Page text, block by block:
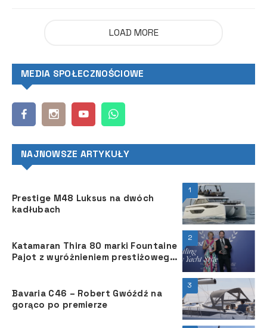
LOAD MORE
MEDIA SPOŁECZNOŚCIOWE
NAJNOWSZE ARTYKUŁY
1
Prestige M48 Luksus na dwóch
kadłubach
2
Katamaran Thira 80 marki Fountaine
Pajot z wyróżnieniem prestiżowego
3
Bavaria C46 – Robert Gwóźdź na
gorąco po premierze